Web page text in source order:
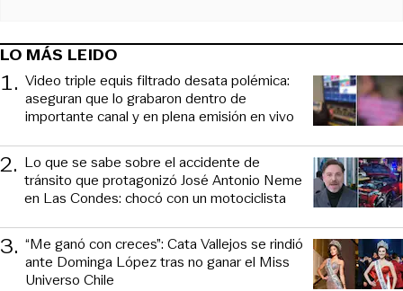
LO MÁS LEIDO
1. Video triple equis filtrado desata polémica:
aseguran que lo grabaron dentro de
importante canal y en plena emisión en vivo
2. Lo que se sabe sobre el accidente de
tránsito que protagonizó José Antonio Neme
en Las Condes: chocó con un motociclista
3. “Me ganó con creces”: Cata Vallejos se rindió
ante Dominga López tras no ganar el Miss
Universo Chile